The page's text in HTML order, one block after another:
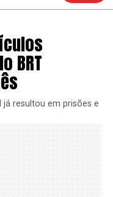
BRT
já resultou em prisões e